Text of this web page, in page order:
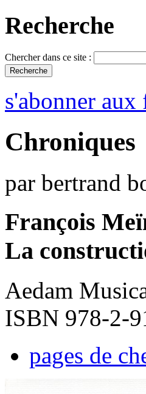
Recherche
Chercher dans ce site :
s'abonner
Chroniques
par bertrand
François
La
Aedam
ISBN 978-2-
pages de